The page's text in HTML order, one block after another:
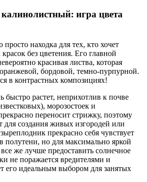
игра цвета
находка для тех, кто хочет
без цветения. Его главной
красивая листва, которая
бордовой, темно-пурпурной.
в контрастных композициях!
быстро растет, неприхотлив к почве
морозостоек и
переносит стрижку, поэтому
для создания живых изгородей или
прекрасно себя чувствует
полутени, но для максимально яркой
же лучше предоставить солнечное
не поражается вредителями и
его идеальным выбором для занятых